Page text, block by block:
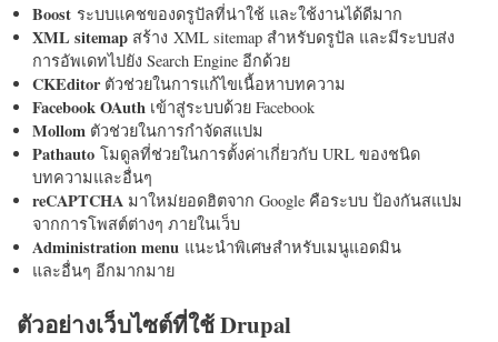
Boost ระบบแคชของดรูปัลที่น่าใช้ และใช้งานได้ดีมาก
XML sitemap สร้าง XML sitemap สำหรับดรูปัล และมีระบบส่ง
การอัพเดทไปยัง Search Engine อีกด้วย
CKEditorตัวช่วยในการแก้ไขเนื้อหาบทความ
Facebook OAuth เข้าสู่ระบบด้วย Facebook
Mollom ตัวช่วยในการกำจัดสแปม
Pathauto โมดูลที่ช่วยในการตั้งค่าเกี่ยวกับ URL ของชนิด
บทความและอื่นๆ
reCAPTCHA มาใหม่ยอดฮิตจาก Google คือระบบ ป้องกันสแปม
จากการโพสต์ต่างๆ ภายในเว็บ
Administration menu แนะนำพิเศษสำหรับเมนูแอดมิน
และอื่นๆ อีกมากมาย
ตัวอย่างเว็บไซต์ที่ใช้ Drupal